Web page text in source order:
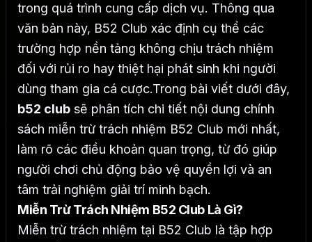
trong quá trình cung cấp dịch vụ. Thông qua
văn bản này, B52 Club xác định cụ thể các
trường hợp nền tảng không chịu trách nhiệm
đối với rủi ro hay thiệt hại phát sinh khi người
dùng tham gia cá cược.Trong bài viết dưới đây,
b52 club sẽ phân tích chi tiết nội dung chính
sách miễn trừ trách nhiệm B52 Club mới nhất,
làm rõ các điều khoản quan trọng, từ đó giúp
người chơi chủ động bảo vệ quyền lợi và an
tâm trải nghiệm giải trí minh bạch.
Miễn Trừ Trách Nhiệm B52 Club Là Gì?
Miễn trừ trách nhiệm tại B52 Club là tập hợp